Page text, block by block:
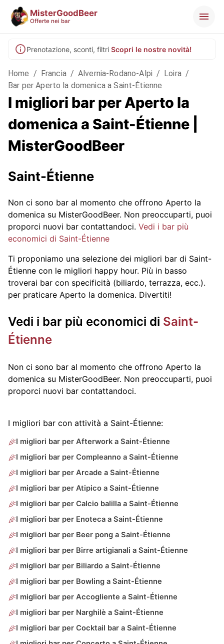
MisterGoodBeer
Offerte nei bar
Prenotazione, sconti, filtri Scopri le nostre novità!
Home / Francia / Alvernia-Rodano-Alpi / Loira /
Bar per Aperto la domenica a Saint-Étienne
I migliori bar per Aperto la
domenica a Saint-Étienne |
MisterGoodBeer
Saint-Étienne
Non ci sono bar al momento che offrono Aperto la
domenica su MisterGoodBeer. Non preoccuparti, puoi
proporci nuovi bar contattandoci. Vedi i bar più
economici di Saint-Étienne
Ti proponiamo una selezione dei migliori bar di Saint-
Étienne con le migliori happy hour. Più in basso
troverai bar con specificità (biliardo, terrazza, ecc.).
per praticare Aperto la domenica. Divertiti!
Vedi i bar più economici di Saint-
Étienne
Non ci sono bar al momento che offrono Aperto la
domenica su MisterGoodBeer. Non preoccuparti, puoi
proporci nuovi bar contattandoci.
I migliori bar con attività a Saint-Étienne:
I migliori bar per Afterwork a Saint-Étienne
I migliori bar per Compleanno a Saint-Étienne
I migliori bar per Arcade a Saint-Étienne
I migliori bar per Atipico a Saint-Étienne
I migliori bar per Calcio balilla a Saint-Étienne
I migliori bar per Enoteca a Saint-Étienne
I migliori bar per Beer pong a Saint-Étienne
I migliori bar per Birre artigianali a Saint-Étienne
I migliori bar per Biliardo a Saint-Étienne
I migliori bar per Bowling a Saint-Étienne
I migliori bar per Accogliente a Saint-Étienne
I migliori bar per Narghilè a Saint-Étienne
I migliori bar per Cocktail bar a Saint-Étienne